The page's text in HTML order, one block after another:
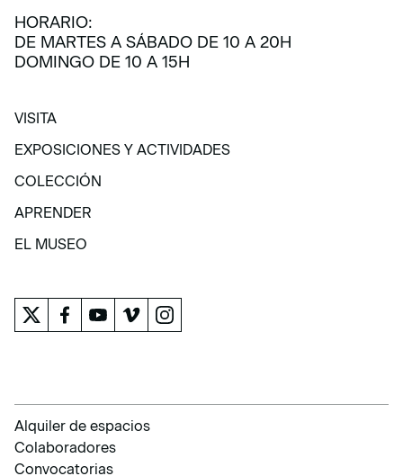
HORARIO:
DE MARTES A SÁBADO DE 10 A 20H
DOMINGO DE 10 A 15H
VISITA
VISITA
EXPOSICIONES Y ACTIVIDADES
EXPOSICIONES Y ACTIVIDADES
COLECCIÓN
COLECCIÓN
APRENDER
APRENDER
EL MUSEO
Alquiler de espacios
Colaboradores
Convocatorias